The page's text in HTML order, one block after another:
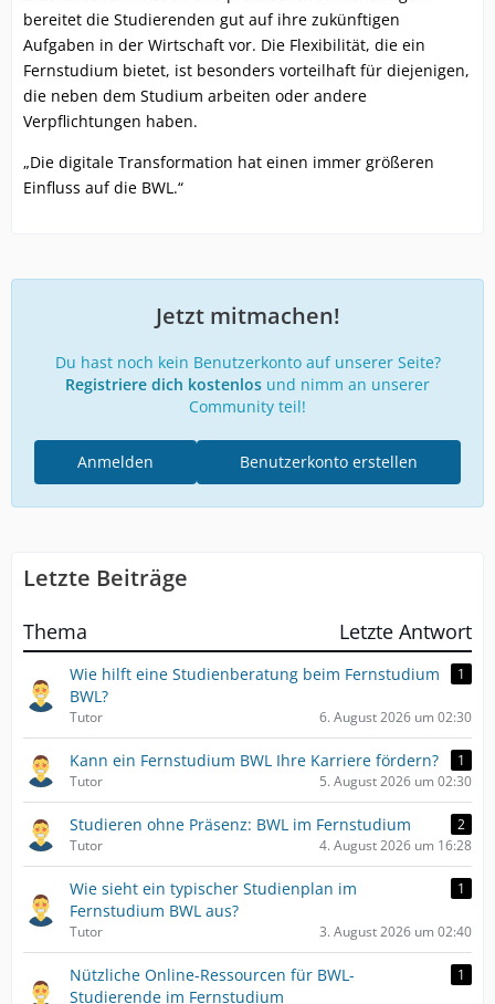
bereitet die Studierenden gut auf ihre zukünftigen
Aufgaben in der Wirtschaft vor. Die Flexibilität, die ein
Fernstudium bietet, ist besonders vorteilhaft für diejenigen,
die neben dem Studium arbeiten oder andere
Verpflichtungen haben.
„Die digitale Transformation hat einen immer größeren
Einfluss auf die BWL.“
Jetzt mitmachen!
Du hast noch kein Benutzerkonto auf unserer Seite?
Registriere dich kostenlos und nimm an unserer
Community teil!
Benutzerkonto erstellen
Anmelden
Letzte Beiträge
Thema Letzte Antwort
Wie hilft eine Studienberatung beim Fernstudium
BWL?
1
Tutor 6. August 2026 um 02:30
Kann ein Fernstudium BWL Ihre Karriere fördern?
1
Tutor
5. August 2026 um 02:30
Studieren ohne Präsenz: BWL im Fernstudium
2
Tutor
4. August 2026 um 16:28
Wie sieht ein typischer Studienplan im
Fernstudium BWL aus?
1
Tutor 3. August 2026 um 02:40
Nützliche Online-Ressourcen für BWL-
Studierende im Fernstudium
1